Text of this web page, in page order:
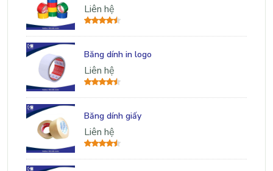
Liên hệ
Băng dính in logo
Liên hệ
Băng dính giấy
Liên hệ